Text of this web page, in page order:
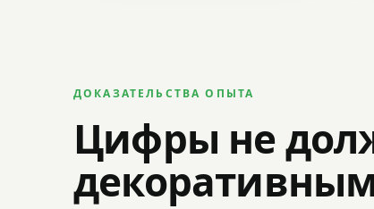
ДОКАЗАТЕЛЬСТВА ОПЫТА
Цифры не